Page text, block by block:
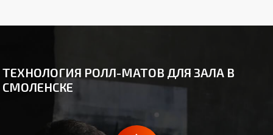
ТЕХНОЛОГИЯ РОЛЛ-МАТОВ ДЛЯ ЗАЛА В
СМОЛЕНСКЕ